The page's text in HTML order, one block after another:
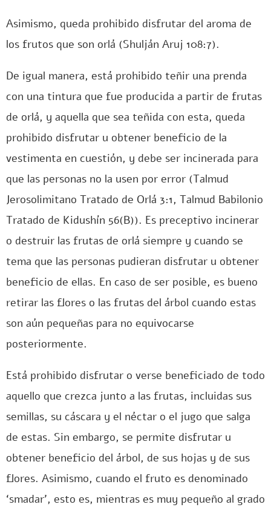
Asimismo, queda prohibido disfrutar del aroma de
los frutos que son orlá (Shulján Aruj 108:7).
De igual manera, está prohibido teñir una prenda
con una tintura que fue producida a partir de frutas
de orlá, y aquella que sea teñida con esta, queda
prohibido disfrutar u obtener beneficio de la
vestimenta en cuestión, y debe ser incinerada para
que las personas no la usen por error (Talmud
Jerosolimitano Tratado de Orlá 3:1, Talmud Babilonio
Tratado de Kidushín 56(B)). Es preceptivo incinerar
o destruir las frutas de orlá siempre y cuando se
tema que las personas pudieran disfrutar u obtener
beneficio de ellas. En caso de ser posible, es bueno
retirar las flores o las frutas del árbol cuando estas
son aún pequeñas para no equivocarse
posteriormente.
Está prohibido disfrutar o verse beneficiado de todo
aquello que crezca junto a las frutas, incluidas sus
semillas, su cáscara y el néctar o el jugo que salga
de estas. Sin embargo, se permite disfrutar u
obtener beneficio del árbol, de sus hojas y de sus
flores. Asimismo, cuando el fruto es denominado
‘smadar’, esto es, mientras es muy pequeño al grado